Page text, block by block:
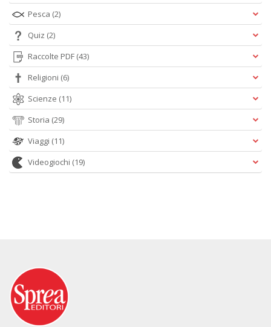
Pesca (2)
Quiz (2)
Raccolte PDF (43)
Religioni (6)
Scienze (11)
Storia (29)
Viaggi (11)
Videogiochi (19)